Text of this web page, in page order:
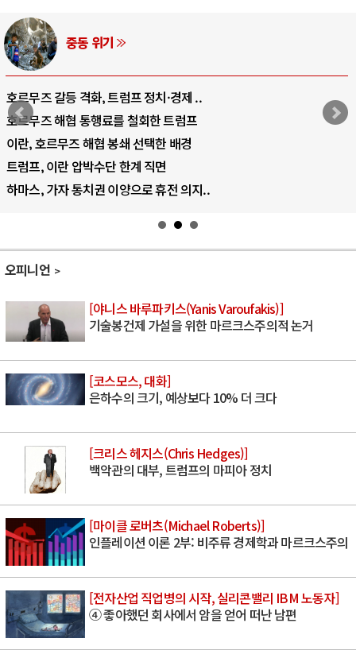
중동 위기
호르무즈 갈등 격화, 트럼프 정치·경제 ..
호르무즈 해협 통행료를 철회한 트럼프
이란, 호르무즈 해협 봉쇄 선택한 배경
트럼프, 이란 압박수단 한계 직면
하마스, 가자 통치권 이양으로 휴전 의지..
오피니언
[야니스 바루파키스(Yanis Varoufakis)]
기술봉건제 가설을 위한 마르크스주의적 논거
[코스모스, 대화]
은하수의 크기, 예상보다 10% 더 크다
[크리스 헤지스(Chris Hedges)]
백악관의 대부, 트럼프의 마피아 정치
[마이클 로버츠(Michael Roberts)]
인플레이션 이론 2부: 비주류 경제학과 마르크스주의
[전자산업 직업병의 시작, 실리콘밸리 IBM 노동자]
④ 좋아했던 회사에서 암을 얻어 떠난 남편